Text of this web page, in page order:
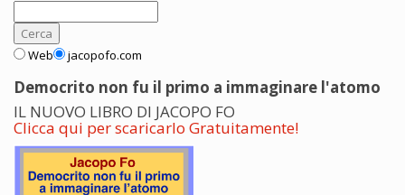
Web jacopofo.com
Democrito non fu il primo a immaginare l'atomo
IL NUOVO LIBRO DI JACOPO FO
Clicca qui per scaricarlo Gratuitamente!